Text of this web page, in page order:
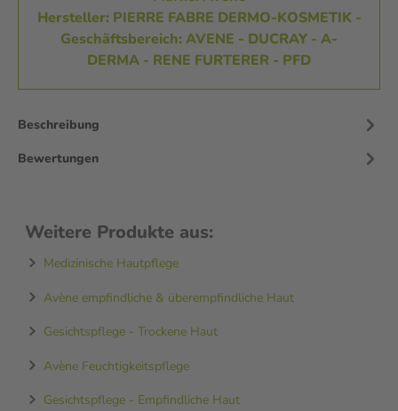
Hersteller: PIERRE FABRE DERMO-KOSMETIK -
Geschäftsbereich: AVENE - DUCRAY - A-
DERMA - RENE FURTERER - PFD
Beschreibung
Bewertungen
Weitere Produkte aus:
Medizinische Hautpflege
Avène empfindliche & überempfindliche Haut
Gesichtspflege - Trockene Haut
Avène Feuchtigkeitspflege
Gesichtspflege - Empfindliche Haut